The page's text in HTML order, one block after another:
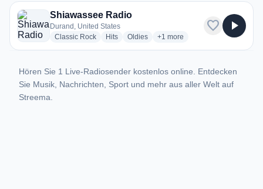
1 Radiosender aus Durand
Shiawassee Radio
Durand, United States
Classic Rockradio stations
Hitsradio stations
Oldiesradio stations
+1 more genres for Shiawassee
more
favorite play_arrow
Hören Sie 1 Live-Radiosender kostenlos online. Entdecken
Sie Musik, Nachrichten, Sport und mehr aus aller Welt auf
Streema.